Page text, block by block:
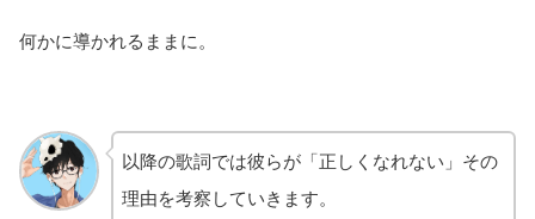
何かに導かれるままに。
以降の歌詞では彼らが「正しくなれない」その
理由を考察していきます。